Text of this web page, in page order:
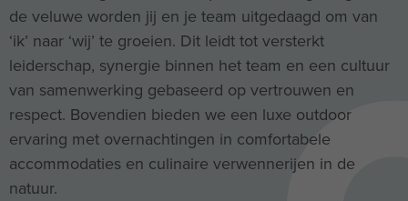
de veluwe worden jij en je team uitgedaagd om van
‘ik’ naar ‘wij’ te groeien. Dit leidt tot versterkt
leiderschap, synergie binnen het team en een cultuur
van samenwerking gebaseerd op vertrouwen en
respect. Bovendien bieden we een luxe outdoor
ervaring met overnachtingen in comfortabele
accommodaties en culinaire verwennerijen in de
natuur.